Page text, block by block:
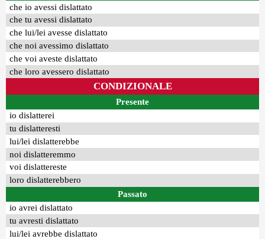
che io avessi dislattato
che tu avessi dislattato
che lui/lei avesse dislattato
che noi avessimo dislattato
che voi aveste dislattato
che loro avessero dislattato
CONDIZIONALE
Presente
io dislatterei
tu dislatteresti
lui/lei dislatterebbe
noi dislatteremmo
voi dislattereste
loro dislatterebbero
Passato
io avrei dislattato
tu avresti dislattato
lui/lei avrebbe dislattato